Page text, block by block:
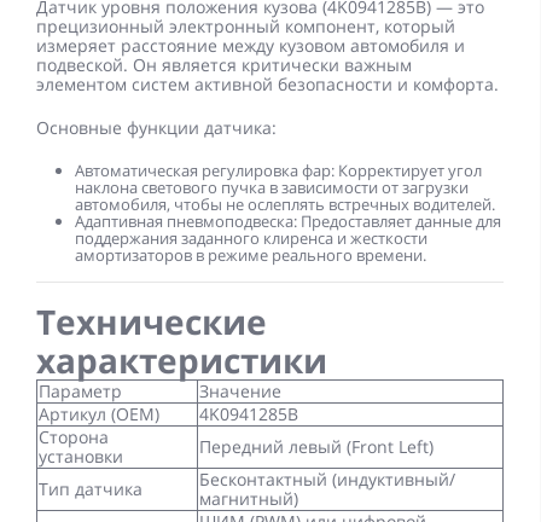
Датчик уровня положения кузова (4K0941285B) — это
прецизионный электронный компонент, который
измеряет расстояние между кузовом автомобиля и
подвеской. Он является критически важным
элементом систем активной безопасности и комфорта.
Основные функции датчика:
Автоматическая регулировка фар: Корректирует угол
наклона светового пучка в зависимости от загрузки
автомобиля, чтобы не ослеплять встречных водителей.
Адаптивная пневмоподвеска: Предоставляет данные для
поддержания заданного клиренса и жесткости
амортизаторов в режиме реального времени.
Технические
характеристики
Параметр
Значение
Артикул (OEM)
4K0941285B
Сторона
установки
Передний левый (Front Left)
Тип датчика
Бесконтактный (индуктивный/
магнитный)